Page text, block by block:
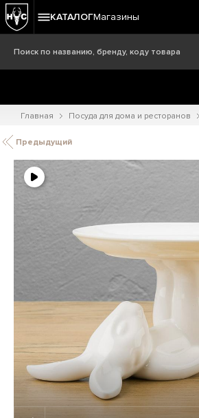
КАТАЛОГМагазины
Главная Посуда для дома и ресторанов
Предыдущий